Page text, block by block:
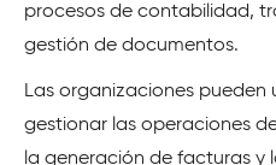
procesos de contabilidad,
gestión de documentos.
Las organizaciones pueden
gestionar las operaciones
la generación de facturas y